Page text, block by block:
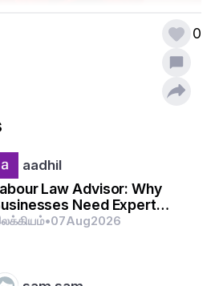
0
aadhil
Law Advisor: Why
Need Expert
Compliance Support
•07Aug2026